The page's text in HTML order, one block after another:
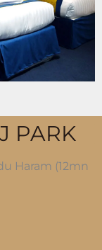
PARK
Haram (12mn